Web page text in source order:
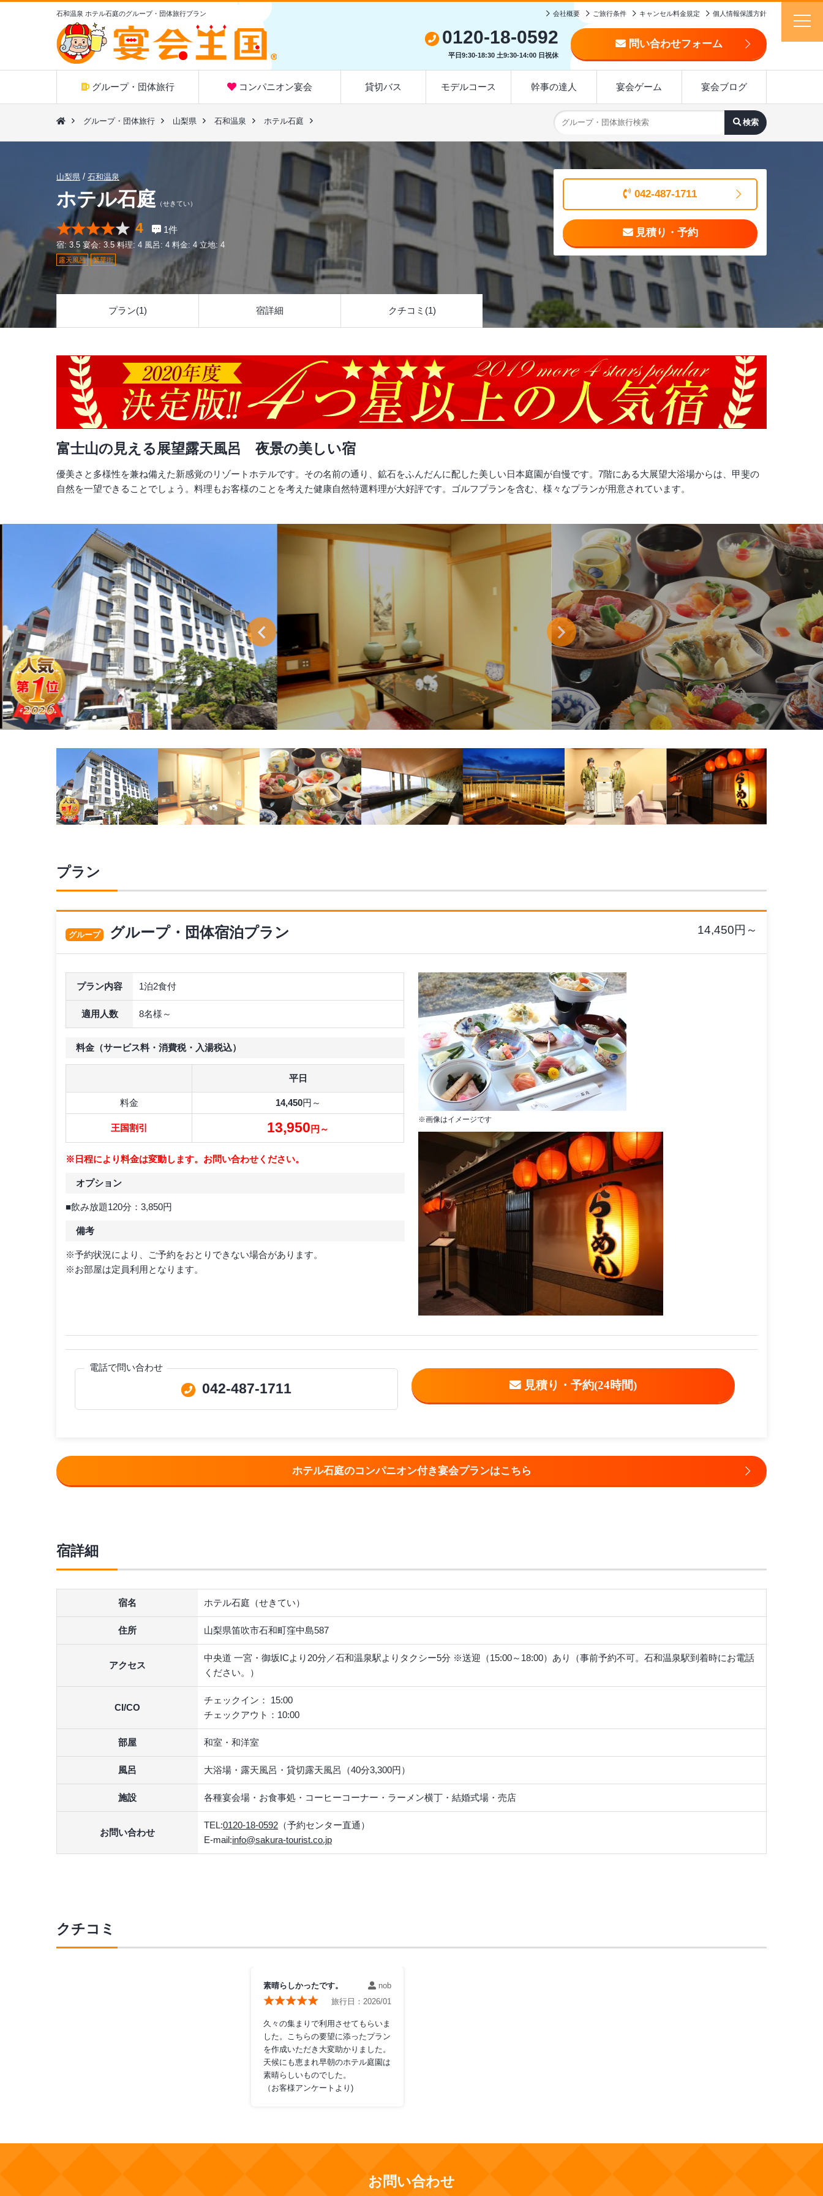
石和温泉 ホテル石庭のグループ・団体旅行プラン 会社概要 ご旅行条件 キャンセル料金規定 個人情報保護方針
0120-18-0592
平日9:30-18:30 土9:30-14:00 日祝休
問い合わせフォーム
グループ・団体旅行 コンパニオン宴会 貸切バス モデルコース 幹事の達人 宴会ゲーム 宴会ブログ
グループ・団体旅行 山梨県 石和温泉 ホテル石庭
山梨県 石和温泉
ホテル石庭 （せきてい）
4 1件
宿: 3.5 宴会: 3.5 料理: 4 風呂: 4 料金: 4 立地: 4
露天風呂 繁華街
042-487-1711
プラン(1) 宿詳細 クチコミ(1)
富士山の見える展望露天風呂 夜景の美しい宿
優美さと多様性を兼ね備えた新感覚のリゾートホテルです。その名前の通り、鉱石をふんだんに配した美しい日本庭園が自慢です。7階にある大展望大浴場からは、甲斐の
自然を一望できることでしょう。料理もお客様のことを考えた健康自然特選料理が大好評です。ゴルフプランを含む、様々なプランが用意されています。
プラン
グループ グループ・団体宿泊プラン 14,450円～
プラン内容 1泊2食付
適用人数 8名様～
料金（サービス料・消費税・入湯税込）
平日
料金 14,450円～
王国割引 13,950 円～
※日程により料金は変動します。お問い合わせください。
オプション
■飲み放題120分：3,850円
備考
※予約状況により、ご予約をおとりできない場合があります。
※お部屋は定員利用となります。
※画像はイメージです
電話で問い合わせ
042-487-1711
ホテル石庭のコンパニオン付き宴会プランはこちら
宿詳細
宿名 ホテル石庭（せきてい）
住所 山梨県笛吹市石和町窪中島587
アクセス
中央道 一宮・御坂ICより20分／石和温泉駅よりタクシー5分 ※送迎（15:00～18:00）あり（事前予約不可。石和温泉駅到着時にお電話
ください。）
CI/CO
チェックイン： 15:00
チェックアウト：10:00
部屋 和室・和洋室
風呂 大浴場・露天風呂・貸切露天風呂（40分3,300円）
施設 各種宴会場・お食事処・コーヒーコーナー・ラーメン横丁・結婚式場・売店
お問い合わせ
TEL:0120-18-0592 （予約センター直通）
E-mail:info@sakura-tourist.co.jp
クチコミ
素晴らしかったです。
nob
旅行日： 2026/01
久々の集まりで利用させてもらいま
した。こちらの要望に添ったプラン
を作成いただき大変助かりました。
天候にも恵まれ早朝のホテル庭園は
素晴らしいものでした。
（お客様アンケートより)
お問い合わせ